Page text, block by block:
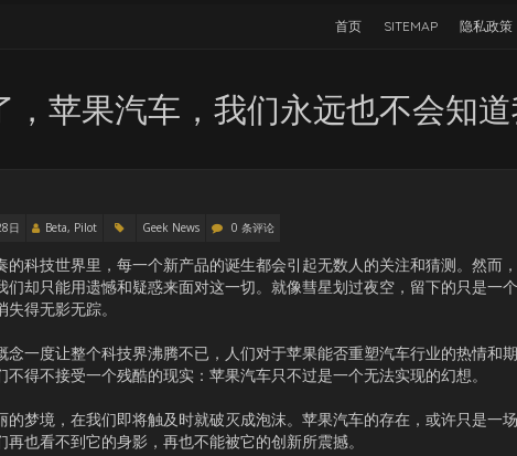
首页 SITEMAP 隐私政策
，苹果汽车，我们永远也不会知
日 Beta, Pilot Geek News 0 条评论
的科技世界里，每一个新产品的诞生都会引起无数人的关注和猜测。然而
们却只能用遗憾和疑惑来面对这一切。就像彗星划过夜空，留下的只是一
得无影无踪。
念一度让整个科技界沸腾不已，人们对于苹果能否重塑汽车行业的热情和
不得不接受一个残酷的现实：苹果汽车只不过是一个无法实现的幻想。
的梦境，在我们即将触及时就破灭成泡沫。苹果汽车的存在，或许只是一
再也看不到它的身影，再也不能被它的创新所震撼。